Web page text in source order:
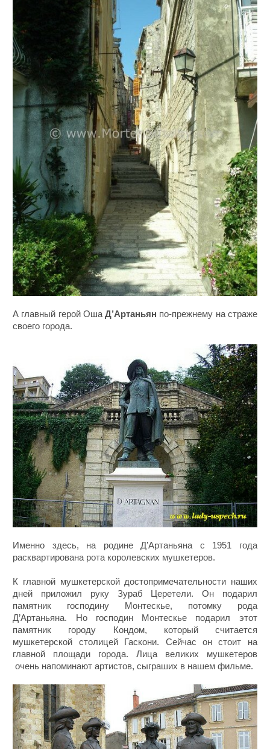
А главный герой ОшаД’Артаньян по-прежнему на страже
своего города.
Именно здесь, на родине Д’Артаньяна с 1951 года
расквартирована рота королевских мушкетеров.
К главной мушкетерской достопримечательности наших
дней приложил руку Зураб Церетели. Он подарил
памятник господину Монтескье, потомку рода
Д’Артаньяна. Но господин Монтескье подарил этот
памятник городу Кондом, который считается
мушкетерской столицей Гаскони. Сейчас он стоит на
главной площади города. Лица великих мушкетеров
очень напоминают артистов, сыграших в нашем фильме.